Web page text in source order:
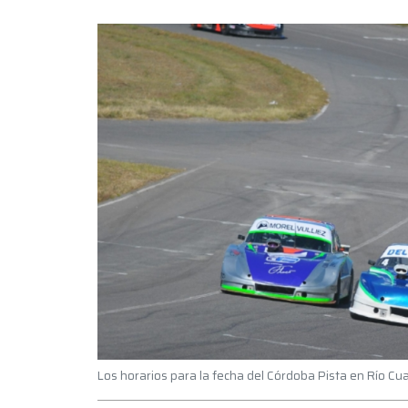
Los horarios para la fecha del Córdoba Pista en Río